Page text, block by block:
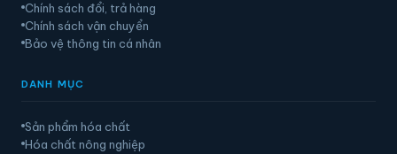
Chính sách đổi, trả hàng
Chính sách vận chuyển
Bảo vệ thông tin cá nhân
DANH MỤC
Sản phẩm hóa chất
Hóa chất nông nghiệp